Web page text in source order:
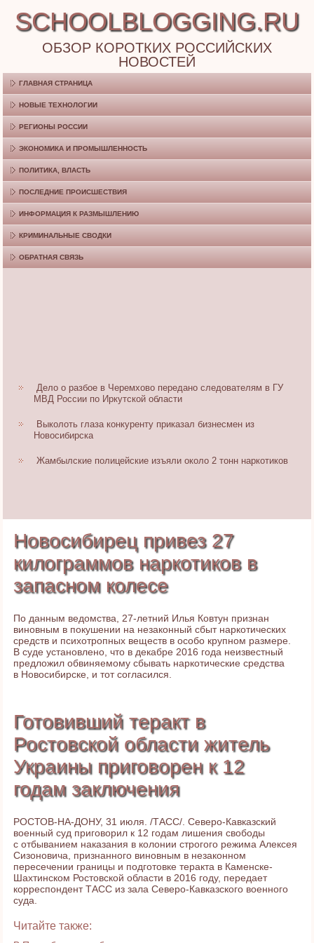
SCHOOLBLOGGING.RU
ОБЗОР КОРОТКИХ РОССИЙСКИХ
НОВОСТЕЙ
ГЛАВНАЯ СТРАНИЦА
НОВЫЕ ТЕХНОЛОГИИ
РЕГИОНЫ РОССИИ
ЭКОНОМИКА И ПРОМЫШЛЕННОСТЬ
ПОЛИТИКА, ВЛАСТЬ
ПОСЛЕДНИЕ ПРОИСШЕСТВИЯ
ИНФОРМАЦИЯ К РАЗМЫШЛЕНИЮ
КРИМИНАЛЬНЫЕ СВОДКИ
ОБРАТНАЯ СВЯЗЬ
Дело о разбое в Черемхово передано следователям в ГУ
МВД России по Иркутской области
Выколоть глаза конкуренту приказал бизнесмен из
Новосибирска
Жамбылские полицейские изъяли около 2 тонн наркотиков
Новосибирец привез 27
килограммов наркотиков в
запасном колесе
По данным ведомства, 27-летний Илья Ковтун признан
виновным в покушении на незаконный сбыт наркотических
средств и психотропных веществ в особо крупном размере.
В суде установлено, что в декабре 2016 года неизвестный
предложил обвиняемому сбывать наркотические средства
в Новосибирске, и тот согласился.
Готовивший теракт в
Ростовской области житель
Украины приговорен к 12
годам заключения
РОСТОВ-НА-ДОНУ, 31 июля. /ТАСС/. Северо-Кавказский
военный суд приговорил к 12 годам лишения свободы
с отбыванием наказания в колонии строгого режима Алексея
Сизоновича, признанного виновным в незаконном
пересечении границы и подготовке теракта в Каменске-
Шахтинском Ростовской области в 2016 году, передает
корреспондент ТАСС из зала Северо-Кавказского военного
суда.
Читайте также: